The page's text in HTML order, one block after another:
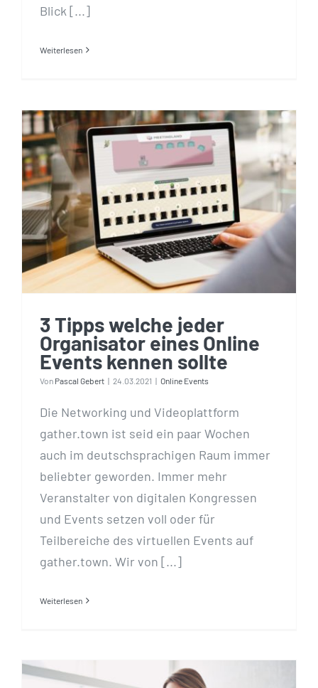
Blick [...]
Weiterlesen
3 Tipps welche jeder
Organisator eines Online
Events kennen sollte
3 Tipps welche jeder
Organisator eines Online
Events kennen sollte
Von Pascal Gebert | 24.03.2021 | Online Events
Die Networking und Videoplattform
gather.town ist seid ein paar Wochen
auch im deutschsprachigen Raum immer
beliebter geworden. Immer mehr
Veranstalter von digitalen Kongressen
und Events setzen voll oder für
Teilbereiche des virtuellen Events auf
gather.town. Wir von [...]
Weiterlesen